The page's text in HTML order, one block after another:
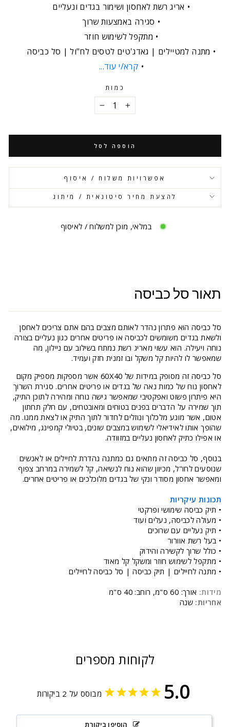
אריג רשת לאחסון ושימור בגדים ונעליים
סגירה באמצעות שרוך
מתקפל לשימוש חוזר
מתנה למטיילים | גאדג'טים לטסים לח"ול | סל כביסה
קרא/י עוד...
כמות
+
הוספה לסל
אפשרויות משלוח / איסוף
להצעת מחיר סיטונאית / מיתוג
במלאי, מוכן למשלוח / לאיסוף
תאור סל כביסה
סל כביסה הוא פתרון נהדר לאותם מצבים בהם אתם צריכים לאחסן
ולשאת בגדים משומשים לכביסה או פריטים אחרים כגון נעליים בצורה
נוחה ויעילה. הוא עשוי מאריג רשת נמתח בשילוב עם ניילון, מה
שמאפשר לו להיות קל משקל ובו זמנית חזק ועמיד.
סל כביסה זה מסופק במידות של 60X40 אשר מספקות מספיק מקום
לאחסון נוח של כמות נאה של בגדים או פריטים אחרים. סגירת השרוך
היא פיתרון פשוט ואפקטיבי שמאפשר גישה נוחה ומהירה לתוכן התיק,
תוך שמירה על הדברים בפנים בטוחים ומאובטחים, עם חלק תחתון
אטום, אשר מונע מלכלוך ונוזלים לחדור לתוך התיק או לצאת ממנו. מה
שהופך אותו לאידיאלי לשימוש במצבים שונים, בטיולי קמפינג, מילואים,
או אפילו כתיק לאחסון נעליים במזוודה.
בנוסף, סל כביסה זה מתאים גם כמתנה נהדרת לחיילים או לאנשים
שנוסעים לחו"ל, מכיוון שהוא נוח לנשיאה, קל לשמירה במרחב צפוף
ומאפשר אחסון מסודר ונקי של בגדים מלוכלכים או פריטים אחרים.
תכונות עיקריות
• תיק כביסה שימושי ופרקטי
• מעולה לכביסה, נעלים ועוד
• תיק נעליים עם שרוכים
• בעל רשת אוורור
• כולל שרוך לקשירה והידוק
• מתקפל לשימוש חוזר ומשקל קל מאוד
• מתנה לחיילים | תיק כביסה | סל כביסה לחיילים
מידות: אורך: 60 ס"מ, רוחב: 40 ס"מ
אחריות: שנה
לקוחות מספרים
5.0 מבוסס על 2 ביקורות
הוסיפו ביקורת